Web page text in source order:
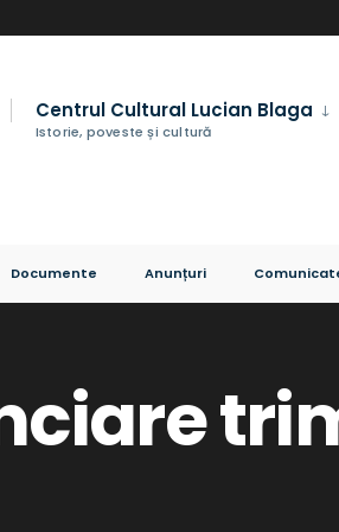
Centrul Cultural Lucian Blaga
Istorie, poveste și cultură
Documente Anunțuri